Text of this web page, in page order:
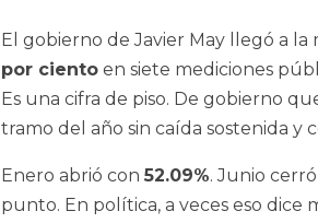
El gobierno de Javier May llegó a
por ciento en siete mediciones
Es una cifra de piso. De gobierno
tramo del año sin caída sostenida y
Enero abrió con 52.09%. Junio
punto. En política, a veces eso dice